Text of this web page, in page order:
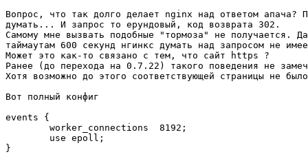
Вопрос, что так долго делает nginx над ответом апача?
думать... И запрос то ерундовый, код возврата 302.
Самому мне вызвать подобные "тормоза" не получается.
таймаутам 600 секунд нгинкс думать над запросом не
Может это как-то связано с тем, что сайт https ?
Ранее (до перехода на 0.7.22) такого поведения не
Хотя возможно до этого соответствующей страницы не было
Вот полный конфиг
events {
}